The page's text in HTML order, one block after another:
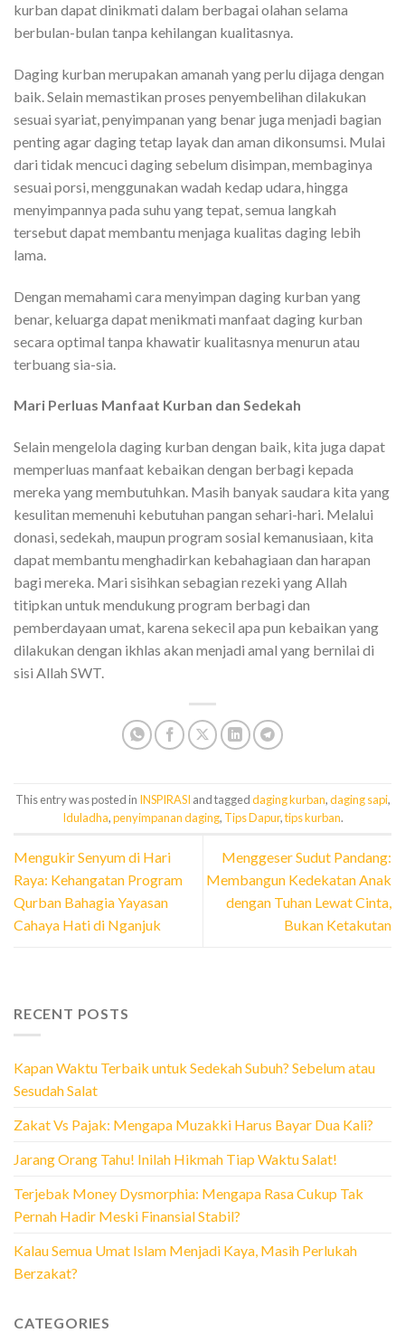
kurban dapat dinikmati dalam berbagai olahan selama
berbulan-bulan tanpa kehilangan kualitasnya.
Daging kurban merupakan amanah yang perlu dijaga dengan
baik. Selain memastikan proses penyembelihan dilakukan
sesuai syariat, penyimpanan yang benar juga menjadi bagian
penting agar daging tetap layak dan aman dikonsumsi. Mulai
dari tidak mencuci daging sebelum disimpan, membaginya
sesuai porsi, menggunakan wadah kedap udara, hingga
menyimpannya pada suhu yang tepat, semua langkah
tersebut dapat membantu menjaga kualitas daging lebih
lama.
Dengan memahami cara menyimpan daging kurban yang
benar, keluarga dapat menikmati manfaat daging kurban
secara optimal tanpa khawatir kualitasnya menurun atau
terbuang sia-sia.
Mari Perluas Manfaat Kurban dan Sedekah
Selain mengelola daging kurban dengan baik, kita juga dapat
memperluas manfaat kebaikan dengan berbagi kepada
mereka yang membutuhkan. Masih banyak saudara kita yang
kesulitan memenuhi kebutuhan pangan sehari-hari. Melalui
donasi, sedekah, maupun program sosial kemanusiaan, kita
dapat membantu menghadirkan kebahagiaan dan harapan
bagi mereka. Mari sisihkan sebagian rezeki yang Allah
titipkan untuk mendukung program berbagi dan
pemberdayaan umat, karena sekecil apa pun kebaikan yang
dilakukan dengan ikhlas akan menjadi amal yang bernilai di
sisi Allah SWT.
This entry was posted in INSPIRASI and taggeddaging kurban,daging sapi,
Iduladha,penyimpanan daging, Tips Dapur,tips kurban.
Mengukir Senyum di Hari
Raya: Kehangatan Program
Qurban Bahagia Yayasan
Cahaya Hati di Nganjuk
Menggeser Sudut Pandang:
Membangun Kedekatan Anak
dengan Tuhan Lewat Cinta,
Bukan Ketakutan
RECENT POSTS
Kapan Waktu Terbaik untuk Sedekah Subuh? Sebelum atau
Sesudah Salat
Zakat Vs Pajak: Mengapa Muzakki Harus Bayar Dua Kali?
Jarang Orang Tahu! Inilah Hikmah Tiap Waktu Salat!
Terjebak Money Dysmorphia: Mengapa Rasa Cukup Tak
Pernah Hadir Meski Finansial Stabil?
Kalau Semua Umat Islam Menjadi Kaya, Masih Perlukah
Berzakat?
CATEGORIES